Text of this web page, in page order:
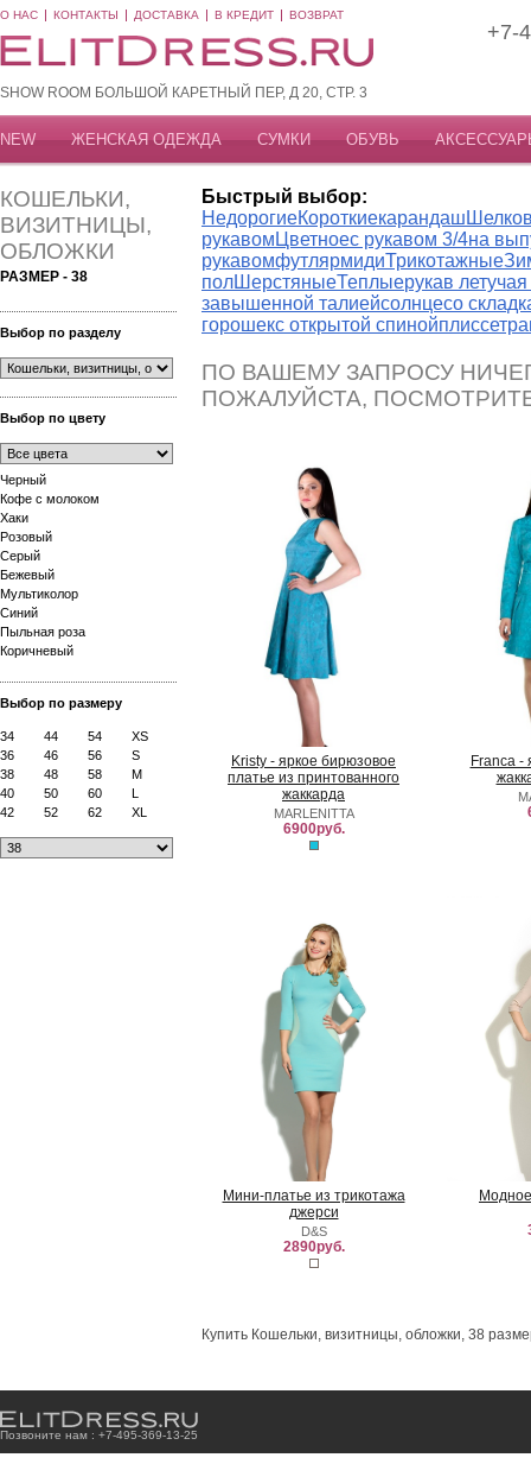
О НАС КОНТАКТЫ ДОСТАВКА В КРЕДИТ ВОЗВРАТ
SHOW ROOM БОЛЬШОЙ КАРЕТНЫЙ ПЕР, Д 20, СТР. 3
+7-
NEW ЖЕНСКАЯ ОДЕЖДА СУМКИ ОБУВЬ
КОШЕЛЬКИ,
ВИЗИТНИЦЫ,
ОБЛОЖКИ
РАЗМЕР - 38
Выбор по разделу
Выбор по цвету
Черный
Кофе с молоком
Хаки
Розовый
Серый
Бежевый
Мультиколор
Синий
Пыльная роза
Коричневый
Выбор по размеру
34 44 54
XS
36
46 56
S
38
48 58
M
40
50 60
L
42
52 62 XL
Быстрый выбор:
НедорогиеКороткиекарандаш
рукавом Цветноес рукавом 3/4на
рукавомфутлярмидиТрикотажные
полШерстяныеТеплыерукав
завышенной талиейсолнцесо
горошекс открытой спинойплиссе
ПО ВАШЕМУ ЗАПРОСУ
ПОЖАЛУЙСТА,
Kristy - яркое бирюзовое
платье из принтованного
жаккарда
MARLENITTA
6900руб.
Franca -
Мини-платье из трикотажа
джерси
D&S
2890руб.
Купить Кошельки, визитницы, обложки, 38
Позвоните нам : +7-495-369-13-25